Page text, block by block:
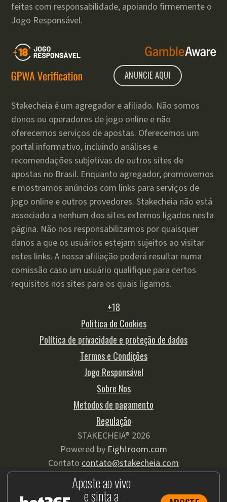
Aposte ao vivo
e sinta a
feitas com responsabilidade, apoiando firmemente o
Jogo Responsável.
ANUNCIE AQUI
Stakecheia é um agregador e afiliado. Não somos
donos ou operadores de jogo online e não
oferecemos serviços de apostas. Oferecemos um
portal informativo, incluindo análises e
recomendações subjetivas de outros sites de
apostas no Brasil. Enquanto agregador, promovemos
e mostramos anúncios com links para serviços de
jogo online e outros provedores. Stakecheia não está
associado a nenhum dos sites externos ligados nesta
página. Não nos responsabilizamos por quaisquer
danos a que os usuários estejam sujeitos ao visitar
estes links. A nossa afiliação poderá resultar numa
comissão caso um usuário qualifique para certos
requisitos nos sites para os quais ligamos.
+18
Politica de Cookies
Política de privacidade e proteção de dados
Termos e Condições
Jogo Responsável
Sobre Nos
Metodos de pagamento
Regulação
STAKECHEIA® 2026
Powered by Eightroom.com
Contato contato@stakecheia.com